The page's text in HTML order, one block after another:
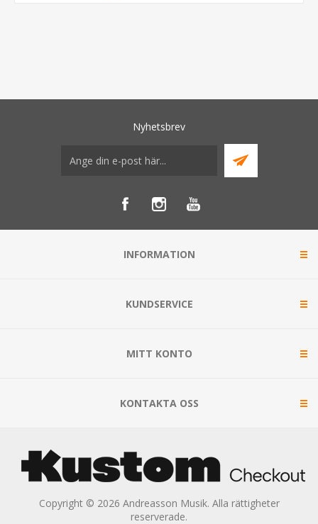
Nyhetsbrev
INFORMATION
KUNDSERVICE
MITT KONTO
KONTAKTA OSS
Copyright © 2026 Andreasson Musik. Alla rättigheter
reserverade.